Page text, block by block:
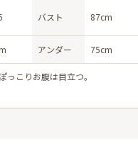
バスト 87cm
アンダー 75cm
こりお腹は目立つ。